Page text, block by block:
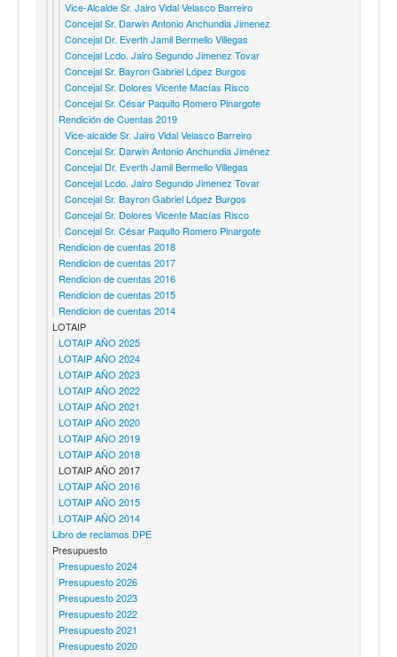
Vice-Alcalde Sr. Jairo Vidal Velasco Barreiro
Concejal Sr. Darwin Antonio Anchundia Jimenez
Concejal Dr. Everth Jamil Bermello Villegas
Concejal Lcdo. Jairo Segundo Jimenez Tovar
Concejal Sr. Bayron Gabriel López Burgos
Concejal Sr. Dolores Vicente Macías Risco
Concejal Sr. César Paquito Romero Pinargote
Rendición de Cuentas 2019
Vice-alcalde Sr. Jairo Vidal Velasco Barreiro
Concejal Sr. Darwin Antonio Anchundia Jiménez
Concejal Dr. Everth Jamil Bermello Villegas
Concejal Lcdo. Jairo Segundo Jimenez Tovar
Concejal Sr. Bayron Gabriel López Burgos
Concejal Sr. Dolores Vicente Macías Risco
Concejal Sr. César Paquito Romero Pinargote
Rendicion de cuentas 2018
Rendicion de cuentas 2017
Rendicion de cuentas 2016
Rendicion de cuentas 2015
Rendicion de cuentas 2014
LOTAIP
LOTAIP AÑO 2025
LOTAIP AÑO 2024
LOTAIP AÑO 2023
LOTAIP AÑO 2022
LOTAIP AÑO 2021
LOTAIP AÑO 2020
LOTAIP AÑO 2019
LOTAIP AÑO 2018
LOTAIP AÑO 2017
LOTAIP AÑO 2016
LOTAIP AÑO 2015
LOTAIP AÑO 2014
Libro de reclamos DPE
Presupuesto
Presupuesto 2024
Presupuesto 2026
Presupuesto 2023
Presupuesto 2022
Presupuesto 2021
Presupuesto 2020